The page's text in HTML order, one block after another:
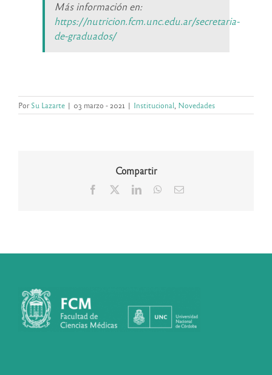
Más información en:
https://nutricion.fcm.unc.edu.ar/secretaria-
de-graduados/
PorSu Lazarte | 03 marzo - 2021 | Institucional, Novedades
Compartir
Facebook LinkedInWhatsApp
Correo